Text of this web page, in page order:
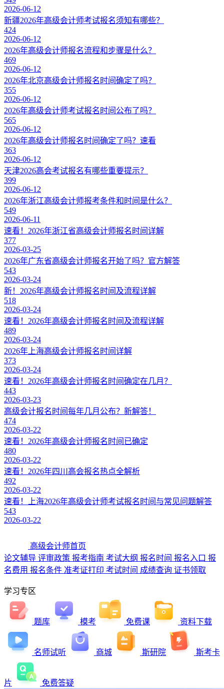
2026-06-12
新疆2026年高级会计师考试报名须知有哪些？
424
2026-06-12
2026年高级会计师报名流程和步骤是什么？
469
2026-06-12
2026年北京高级会计师报名时间确定了吗？
355
2026-06-12
2026年高级会计师考试报名时间公布了吗？
565
2026-06-12
2026年高级会计师报名时间确定了吗？速看
363
2026-06-12
天津2026高会考试报名有哪些重要提示？
399
2026-06-12
2026年浙江高级会计师报考条件和时间是什么？
549
2026-06-11
速看！2026年浙江省高级会计师报名时间详解
377
2026-03-25
2026年广东省高级会计师报名开始了吗？官方解答
543
2026-03-24
新！2026年高级会计师报名时间及流程详解
518
2026-03-24
速看！2026年高级会计师报名时间及流程详解
489
2026-03-24
2026年上海高级会计师报名时间详解
373
2026-03-24
速看！2026年高级会计师报名时间确定在几月？
443
2026-03-23
高级会计报名时间每年几月公布？新解答！
474
2026-03-22
速看！2026年高级会计师报名时间已确定
480
2026-03-22
速看！2026年四川高会报名热点全解析
492
2026-03-22
速看！上海2026年高级会计师考试报名时间与常见问题解答
543
2026-03-22
高级会计师首页
论文辅导 评审政策 报考指南 考试大纲 报名时间 报名入口 报
名费用 报名条件 准考证打印 考试时间 成绩查询 证书领取
学习专区
题库 模考 免费课 资料下载
名师试听 商城 斯研院 斯考卡
片 免费答疑